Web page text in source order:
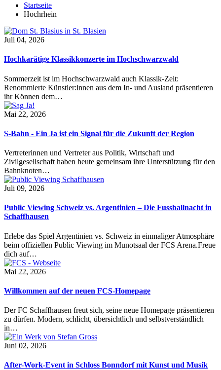
Startseite
Hochrhein
Juli 04, 2026
Hochkarätige Klassikkonzerte im Hochschwarzwald
Sommerzeit ist im Hochschwarzwald auch Klassik-Zeit:
Renommierte Künstler:innen aus dem In- und Ausland präsentieren
ihr Können dem…
Mai 22, 2026
S-Bahn - Ein Ja ist ein Signal für die Zukunft der Region
Vertreterinnen und Vertreter aus Politik, Wirtschaft und
Zivilgesellschaft haben heute gemeinsam ihre Unterstützung für den
Bahnknoten…
Juli 09, 2026
Public Viewing Schweiz vs. Argentinien – Die Fussballnacht in
Schaffhausen
Erlebe das Spiel Argentinien vs. Schweiz in einmaliger Atmosphäre
beim offiziellen Public Viewing im Munotsaal der FCS Arena.Freue
dich auf…
Mai 22, 2026
Willkommen auf der neuen FCS-Homepage
Der FC Schaffhausen freut sich, seine neue Homepage präsentieren
zu dürfen. Modern, schlicht, übersichtlich und selbstverständlich
in…
Juni 02, 2026
After-Work-Event in Schloss Bonndorf mit Kunst und Musik